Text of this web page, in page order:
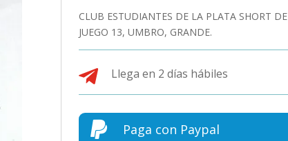
CLUB ESTUDIANTES DE LA PLATA SHORT DE
JUEGO 13, UMBRO, GRANDE.
 Llega en 2 días hábiles
 Paga con Paypal